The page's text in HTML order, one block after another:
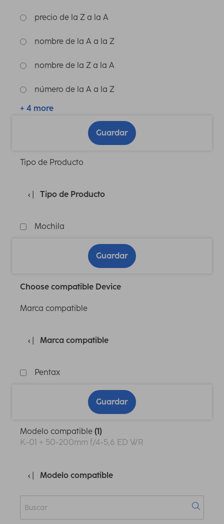
precio de la Z a la A
nombre de la A a la Z
nombre de la Z a la A
número de la A a la Z
+ 4 more
Guardar
Tipo de Producto
Tipo de Producto
Mochila
Guardar
Choose compatible Device
Marca compatible
Marca compatible
Pentax
Guardar
Modelo compatible (1)
K-01 + 50-200mm f/4-5,6 ED WR
Modelo compatible